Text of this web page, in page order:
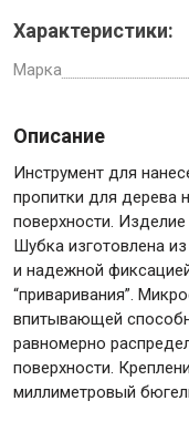
Характеристики:
Марка
Описание
Инструмент для
пропитки для дерева
поверхности.
Шубка изготовлена
и надежной
“приваривания”.
впитывающей
равномерно
поверхности.
миллиметровый
Водоснабжение
Малярный